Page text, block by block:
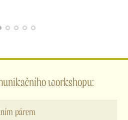
workshopu:
párem